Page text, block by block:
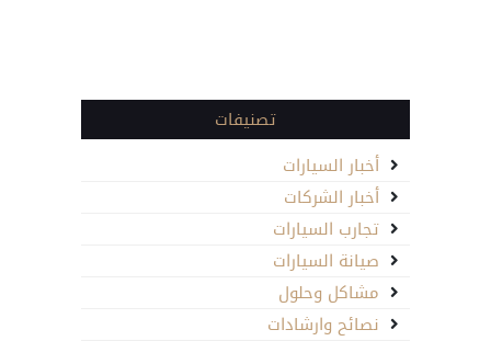
تصنيفات
أخبار السيارات
أخبار الشركات
تجارب السيارات
صيانة السيارات
مشاكل وحلول
نصائح وارشادات